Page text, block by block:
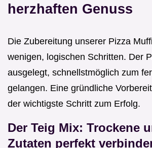
herzhaften Genuss
Die Zubereitung unserer Pizza
wenigen, logischen Schritten. Der
ausgelegt, schnellstmöglich zum
gelangen. Eine gründliche
der wichtigste Schritt zum Erfolg.
Der Teig Mix: Trockene
Zutaten perfekt